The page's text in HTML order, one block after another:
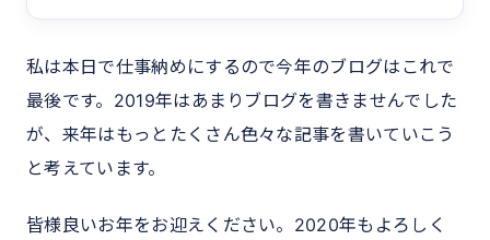
私は本日で仕事納めにするので今年のブログはこれで
最後です。2019年はあまりブログを書きませんでした
が、来年はもっとたくさん色々な記事を書いていこう
と考えています。
皆様良いお年をお迎えください。2020年もよろしく